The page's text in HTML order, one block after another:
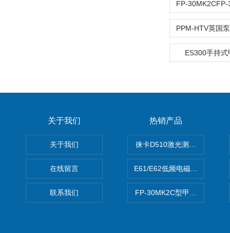
ES300手持
关于我们
关于我们
在线留言
联系我们
热销产品
徕卡D510激光测距仪
E61/E62低频电磁场强度分析
FP-30MK2C型甲醛检测仪